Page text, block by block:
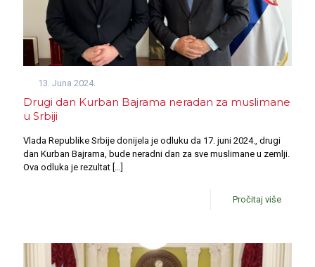
13. Juna 2024.
Drugi dan Kurban Bajrama neradan za muslimane
u Srbiji
Vlada Republike Srbije donijela je odluku da 17. juni 2024., drugi
dan Kurban Bajrama, bude neradni dan za sve muslimane u zemlji.
Ova odluka je rezultat
Pročitaj više